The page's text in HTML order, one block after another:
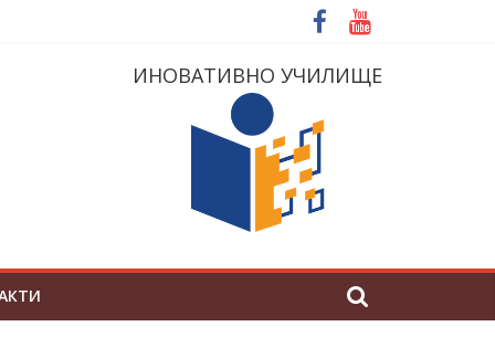
ИНОВАТИВНО УЧИЛИЩЕ